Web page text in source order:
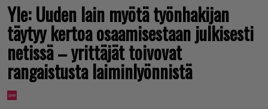
Yle: Uuden lain myötä työnhakijan
täytyy kertoa osaamisestaan julkisesti
netissä – yrittäjät toivovat
rangaistusta laiminlyönnistä